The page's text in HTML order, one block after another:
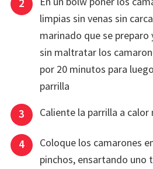
limpias sin venas sin
marinado que se
sin maltratar los
por 20 minutos para
parrilla
Caliente la parrilla a calor
Coloque los camarones
pinchos, ensartando uno